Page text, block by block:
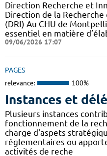
Direction Recherche et
Direction de la
(DRI) Au CHU de
essentiel en matière
09/06/2026 17:07
PAGES
relevance: 100%
Instances et
Plusieurs instances
fonctionnement de la
charge d'aspets
réglementaires ou
activités de reche